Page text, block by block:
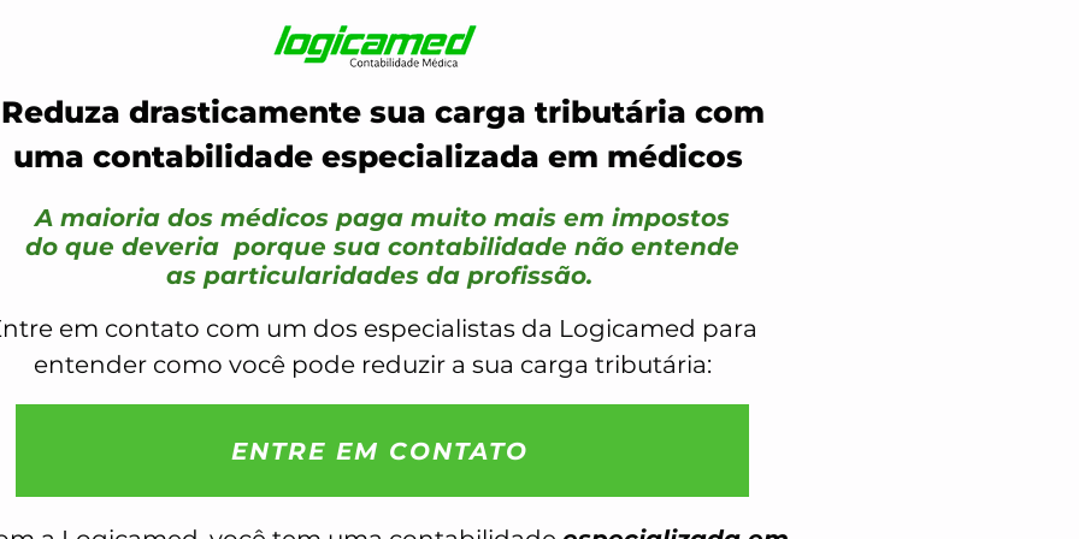
Reduza drasticamente sua carga tributária com
uma contabilidade especializada em médicos
ENTRE EM CONTATO
A maioria dos médicos paga muito mais em impostos
do que deveria porque sua contabilidade não entende
as particularidades da profissão.
em contato com um dos especialistas da Logicamed para
entender como você pode reduzir a sua carga tributária: